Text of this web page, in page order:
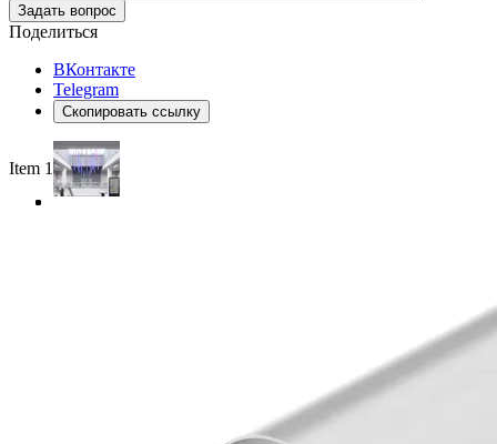
Задать вопрос
Поделиться
ВКонтакте
Telegram
Скопировать ссылку
Item 1 of 3